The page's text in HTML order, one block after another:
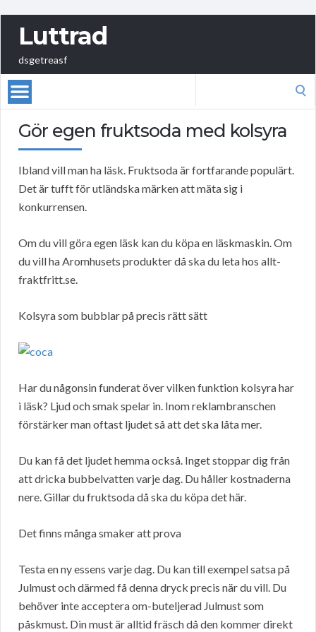
Luttrad
dsgetreasf
Gör egen fruktsoda med kolsyra
Ibland vill man ha läsk. Fruktsoda är fortfarande populärt.
Det är tufft för utländska märken att mäta sig i
konkurrensen.
Om du vill göra egen läsk kan du köpa en läskmaskin. Om
du vill ha Aromhusets produkter då ska du leta hos allt-
fraktfritt.se.
Kolsyra som bubblar på precis rätt sätt
Har du någonsin funderat över vilken funktion kolsyra har
i läsk? Ljud och smak spelar in. Inom reklambranschen
förstärker man oftast ljudet så att det ska låta mer.
Du kan få det ljudet hemma också. Inget stoppar dig från
att dricka bubbelvatten varje dag. Du håller kostnaderna
nere. Gillar du fruktsoda då ska du köpa det här.
Det finns många smaker att prova
Testa en ny essens varje dag. Du kan till exempel satsa på
Julmust och därmed få denna dryck precis när du vill. Du
behöver inte acceptera om-buteljerad Julmust som
påskmust. Din must är alltid fräsch då den kommer direkt